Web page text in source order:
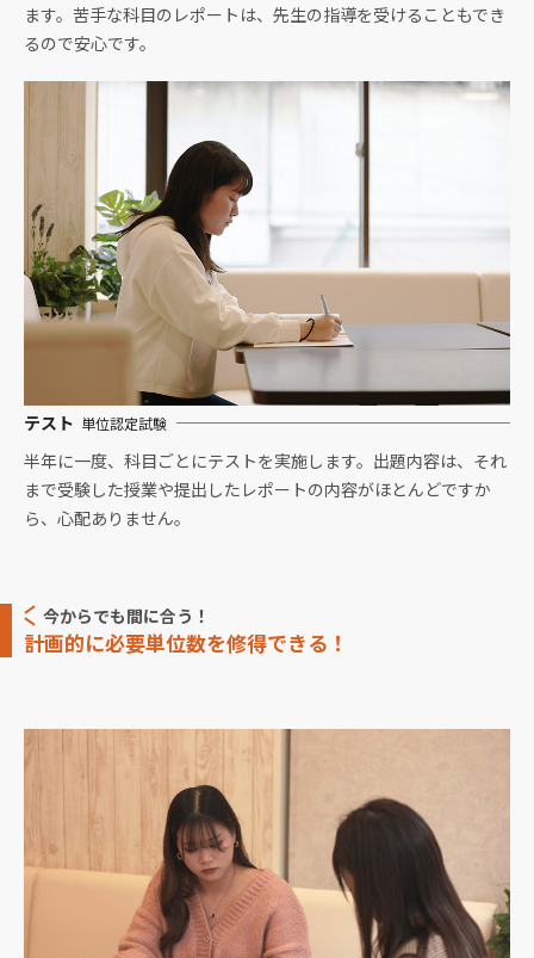
ます。苦手な科目のレポートは、先生の指導を受けることもでき
るので安心です。
テスト 単位認定試験
半年に一度、科目ごとにテストを実施します。出題内容は、それ
まで受験した授業や提出したレポートの内容がほとんどですか
ら、心配ありません。
計画的に必要単位数を修得できる！
今からでも間に合う！